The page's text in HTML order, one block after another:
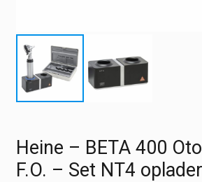
Heine – BETA 400
F.O. – Set NT4 oplader